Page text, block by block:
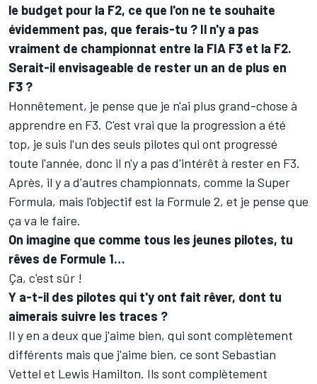
le budget pour la F2, ce que l'on ne te souhaite
évidemment pas, que ferais-tu ? Il n'y a pas
vraiment de championnat entre la FIA F3 et la F2.
Serait-il envisageable de rester un an de plus en
F3 ?
Honnêtement, je pense que je n'ai plus grand-chose à
apprendre en F3. C'est vrai que la progression a été
top, je suis l'un des seuls pilotes qui ont progressé
toute l'année, donc il n'y a pas d'intérêt à rester en F3.
Après, il y a d'autres championnats, comme la Super
Formula, mais l'objectif est la Formule 2, et je pense que
ça va le faire.
On imagine que comme tous les jeunes pilotes, tu
rêves de Formule 1…
Ça, c'est sûr !
Y a-t-il des pilotes qui t'y ont fait rêver, dont tu
aimerais suivre les traces ?
Il y en a deux que j'aime bien, qui sont complètement
différents mais que j'aime bien, ce sont Sebastian
Vettel et Lewis Hamilton. Ils sont complètement